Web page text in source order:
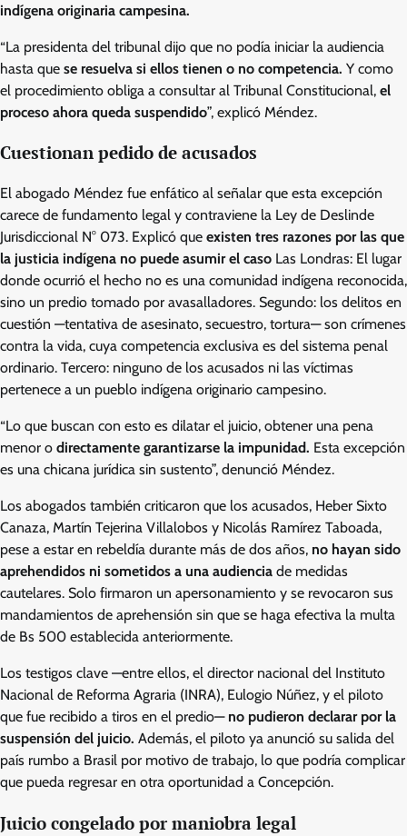
indígena originaria campesina.
“La presidenta del tribunal dijo que no podía iniciar la audiencia
hasta que se resuelva si ellos tienen o no competencia. Y como
el procedimiento obliga a consultar al Tribunal Constitucional, el
proceso ahora queda suspendido”, explicó Méndez.
Cuestionan pedido de acusados
El abogado Méndez fue enfático al señalar que esta excepción
carece de fundamento legal y contraviene la Ley de Deslinde
Jurisdiccional N° 073. Explicó que existen tres razones por las que
la justicia indígena no puede asumir el caso Las Londras: El lugar
donde ocurrió el hecho no es una comunidad indígena reconocida,
sino un predio tomado por avasalladores. Segundo: los delitos en
cuestión —tentativa de asesinato, secuestro, tortura— son crímenes
contra la vida, cuya competencia exclusiva es del sistema penal
ordinario. Tercero: ninguno de los acusados ni las víctimas
pertenece a un pueblo indígena originario campesino.
“Lo que buscan con esto es dilatar el juicio, obtener una pena
menor o directamente garantizarse la impunidad. Esta excepción
es una chicana jurídica sin sustento”, denunció Méndez.
Los abogados también criticaron que los acusados, Heber Sixto
Canaza, Martín Tejerina Villalobos y Nicolás Ramírez Taboada,
pese a estar en rebeldía durante más de dos años, no hayan sido
aprehendidos ni sometidos a una audiencia de medidas
cautelares. Solo firmaron un apersonamiento y se revocaron sus
mandamientos de aprehensión sin que se haga efectiva la multa
de Bs 500 establecida anteriormente.
Los testigos clave —entre ellos, el director nacional del Instituto
Nacional de Reforma Agraria (INRA), Eulogio Núñez, y el piloto
que fue recibido a tiros en el predio—no pudieron declarar por la
suspensión del juicio. Además, el piloto ya anunció su salida del
país rumbo a Brasil por motivo de trabajo, lo que podría complicar
que pueda regresar en otra oportunidad a Concepción.
Juicio congelado por maniobra legal